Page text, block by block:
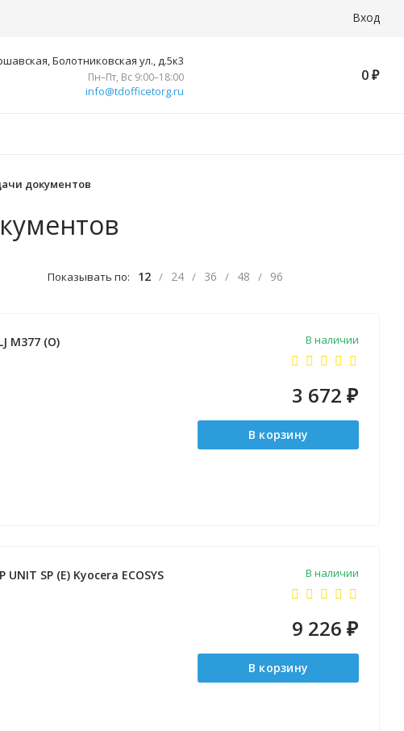
Вход
Болотниковская ул., д.5к3
Пн–Пт, Вс 9:00–18:00
info@tdofficetorg.ru
0 ₽
документов
Показывать по: 12 / 24 / 36 / 48 / 96
M377 (O) В наличии
3 672 ₽
В корзину
SP (E) Kyocera ECOSYS
В наличии
9 226 ₽
В корзину